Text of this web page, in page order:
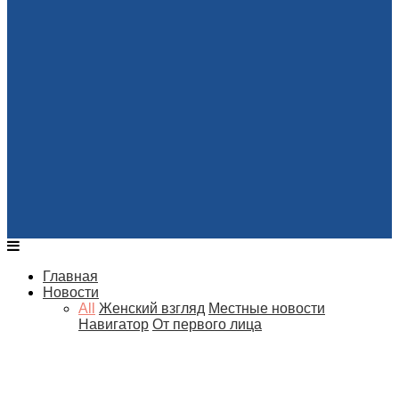
Главная
Новости
All
Женский взгляд Местные новости
Навигатор От первого лица